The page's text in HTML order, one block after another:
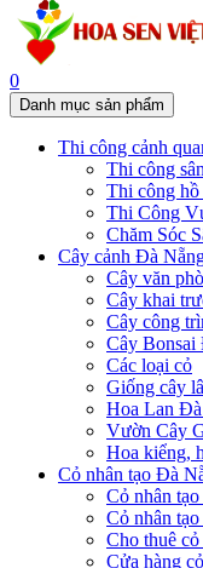
0
Danh mục sản phẩm
Thi công cảnh
Thi công
Thi công
Thi Công
Chăm Sóc
Cây cảnh Đà
Cây văn
Cây khai
Cây công
Cây Bonsai
Các loại cỏ
Giống cây
Hoa Lan
Vườn Cây
Hoa kiểng,
Cỏ nhân tạo Đà
Cỏ nhân
Cỏ nhân
Cho thuê
Cửa hàng